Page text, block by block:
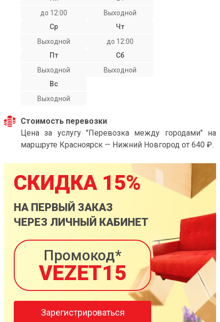
до 12:00
Выходной
Ср
Выходной
Чт
до 12:00
Пт
Выходной
Сб
Выходной
Вс
Выходной
Стоимость перевозки
Цена за услугу "Перевозка между городами" на
маршруте Красноярск — Нижний Новгород от 640 ₽.
СКИДКА 15%
НА ПЕРВЫЙ ЗАКАЗ
ЧЕРЕЗ ЛИЧНЫЙ КАБИНЕТ
Промокод*
VEZET15
Зарегистрироваться